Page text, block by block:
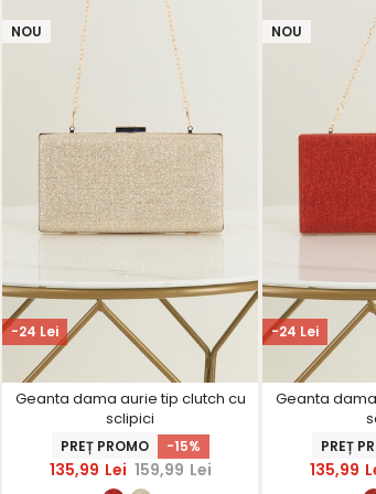
-24 Lei
NOU
Geanta dama aurie tip clutch cu
sclipici
PREȚ PROMO -15%
135,99 Lei 159,99 Lei
-24 Lei
NOU
Geanta
PREȚ
135,99